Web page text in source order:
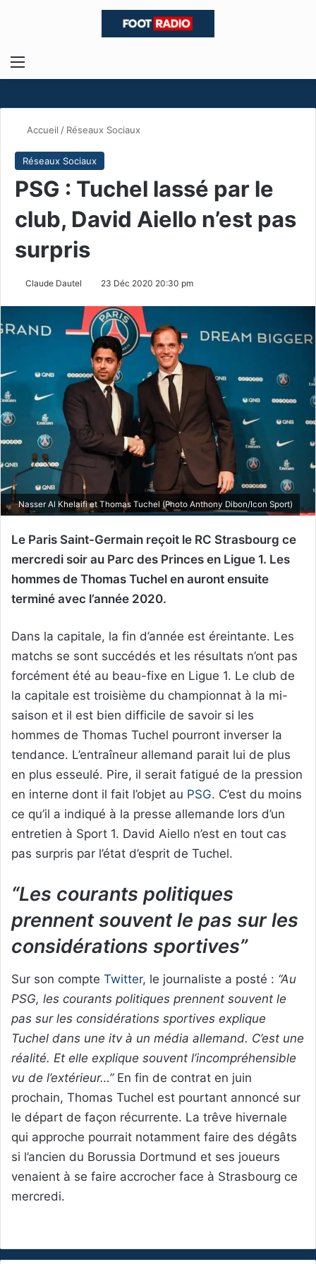
Menu
Accueil / Réseaux Sociaux
Réseaux Sociaux
PSG : Tuchel lassé par le
club, David Aiello n’est pas
surpris
Claude Dautel 23 Déc 2020 20:30 pm
Nasser Al Khelaifi et Thomas Tuchel (Photo Anthony Dibon/Icon Sport)
Le Paris Saint-Germain reçoit le RC Strasbourg ce
mercredi soir au Parc des Princes en Ligue 1. Les
hommes de Thomas Tuchel en auront ensuite
terminé avec l’année 2020.
Dans la capitale, la fin d’année est éreintante. Les
matchs se sont succédés et les résultats n’ont pas
forcément été au beau-fixe en Ligue 1. Le club de
la capitale est troisième du championnat à la mi-
saison et il est bien difficile de savoir si les
hommes de Thomas Tuchel pourront inverser la
tendance. L’entraîneur allemand parait lui de plus
en plus esseulé. Pire, il serait fatigué de la pression
en interne dont il fait l’objet au PSG. C’est du moins
ce qu’il a indiqué à la presse allemande lors d’un
entretien à Sport 1. David Aiello n’est en tout cas
pas surpris par l’état d’esprit de Tuchel.
“Les courants politiques
prennent souvent le pas sur les
considérations sportives”
Sur son compte Twitter, le journaliste a posté : “Au
PSG, les courants politiques prennent souvent le
pas sur les considérations sportives explique
Tuchel dans une itv à un média allemand. C’est une
réalité. Et elle explique souvent l’incompréhensible
vu de l’extérieur…”En fin de contrat en juin
prochain, Thomas Tuchel est pourtant annoncé sur
le départ de façon récurrente. La trêve hivernale
qui approche pourrait notamment faire des dégâts
si l’ancien du Borussia Dortmund et ses joueurs
venaient à se faire accrocher face à Strasbourg ce
mercredi.